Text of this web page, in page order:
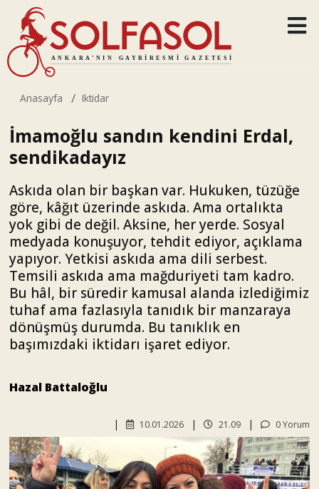
Anasayfa Iktidar
İmamoğlu sandın kendini Erdal,
sendikadayız
Askıda olan bir başkan var. Hukuken, tüzüğe
göre, kâğıt üzerinde askıda. Ama ortalıkta
yok gibi de değil. Aksine, her yerde. Sosyal
medyada konuşuyor, tehdit ediyor, açıklama
yapıyor. Yetkisi askıda ama dili serbest.
Temsili askıda ama mağduriyeti tam kadro.
Bu hâl, bir süredir kamusal alanda izlediğimiz
tuhaf ama fazlasıyla tanıdık bir manzaraya
dönüşmüş durumda. Bu tanıklık en
başımızdaki iktidarı işaret ediyor.
Hazal Battaloğlu
0 Yorum
21.09
10.01.2026